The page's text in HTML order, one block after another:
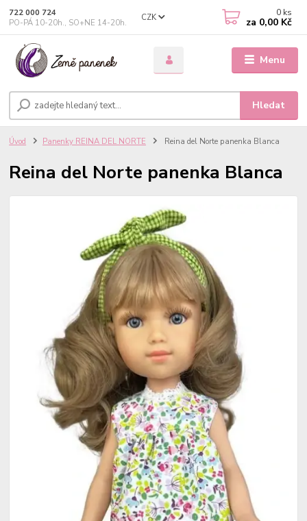
Menu
CZK
Hledat
722 000 724
PO-PÁ 10-20h., SO+NE 14-20h.
0 ks
za 0,00 Kč
Úvod Panenky REINA DEL NORTE Reina del Norte panenka Blanca
Reina del Norte panenka Blanca